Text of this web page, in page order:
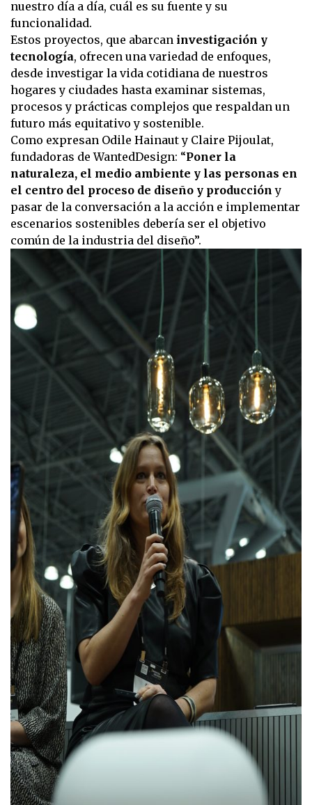
nuestro día a día, cuál es su fuente y su
funcionalidad.
Estos proyectos, que abarcan investigación y
tecnología, ofrecen una variedad de enfoques,
desde investigar la vida cotidiana de nuestros
hogares y ciudades hasta examinar sistemas,
procesos y prácticas complejos que respaldan un
futuro más equitativo y sostenible.
Como expresan Odile Hainaut y Claire Pijoulat,
fundadoras de WantedDesign: “Poner la
naturaleza, el medio ambiente y las personas en
el centro del proceso de diseño y producción y
pasar de la conversación a la acción e implementar
escenarios sostenibles debería ser el objetivo
común de la industria del diseño”.